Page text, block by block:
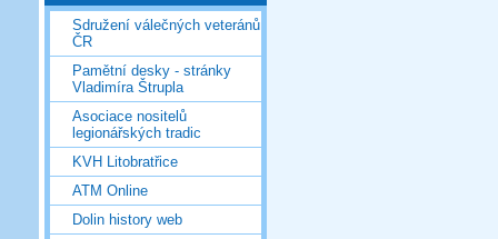
Sdružení válečných veteránů
ČR
Pamětní desky - stránky
Vladimíra Štrupla
Asociace nositelů
legionářských tradic
KVH Litobratřice
ATM Online
Dolin history web